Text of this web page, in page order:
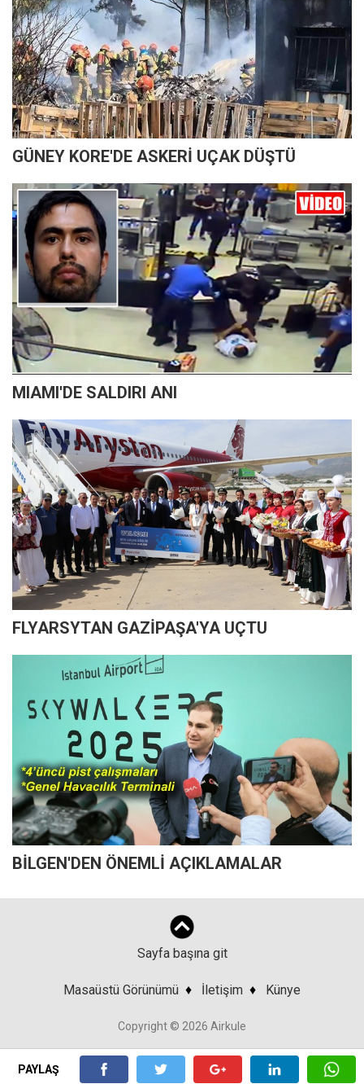
PAYLAŞ
GÜNEY KORE'DE ASKERİ UÇAK DÜŞTÜ
MIAMI'DE SALDIRI ANI
FLYARSYTAN GAZİPAŞA'YA UÇTU
BİLGEN'DEN ÖNEMLİ AÇIKLAMALAR
Sayfa başına git
Masaüstü Görünümü ♦ İletişim ♦ Künye
Copyright © 2026 Airkule